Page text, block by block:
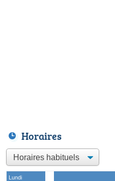
Horaires
Lundi